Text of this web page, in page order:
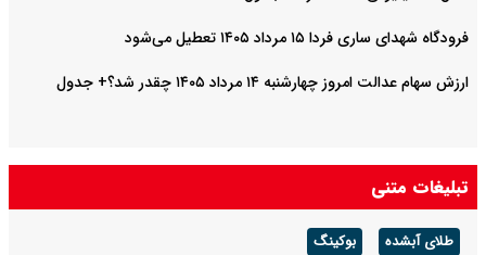
فرودگاه شهدای ساری فردا ۱۵ مرداد ۱۴۰۵ تعطیل می‌شود
ارزش سهام عدالت امروز چهارشنبه ۱۴ مرداد ۱۴۰۵ چقدر شد؟+ جدول
تبلیغات متنی
طلای آبشده بوکینگ